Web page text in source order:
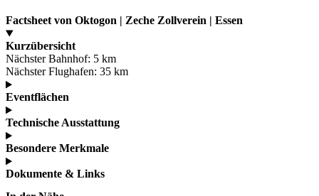
Factsheet von Oktogon | Zeche Zollverein | Essen
Kurzübersicht
Nächster Bahnhof: 5 km
Nächster Flughafen: 35 km
Eventflächen
Technische Ausstattung
Besondere Merkmale
Dokumente & Links